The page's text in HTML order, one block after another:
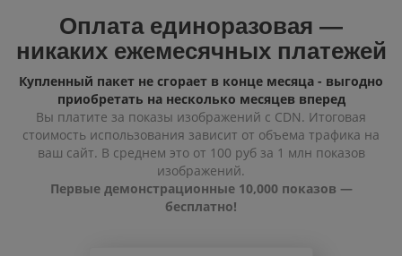
Оплата единоразовая —
никаких ежемесячных платежей
Купленный пакет не сгорает в конце месяца - выгодно
приобретать на несколько месяцев вперед
Вы платите за показы изображений с CDN. Итоговая
стоимость использования зависит от объема трафика на
ваш сайт. В среднем это от 100 руб за 1 млн показов
изображений.
Первые демонстрационные 10,000 показов —
бесплатно!